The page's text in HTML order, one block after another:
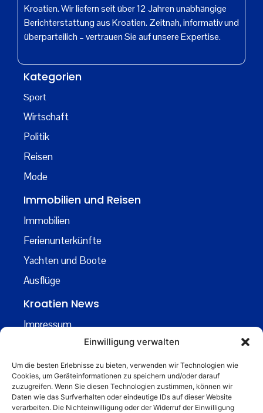
Einwilligung verwalten
Um die besten Erlebnisse zu bieten, verwenden wir Technologien wie
Cookies, um Geräteinformationen zu speichern und/oder darauf
zuzugreifen. Wenn Sie diesen Technologien zustimmen, können wir
Daten wie das Surfverhalten oder eindeutige IDs auf dieser Website
verarbeiten. Die Nichteinwilligung oder der Widerruf der Einwilligung
Kroatien. Wir liefern seit über 12 Jahren unabhängige
Berichterstattung aus Kroatien. Zeitnah, informativ und
überparteilich – vertrauen Sie auf unsere Expertise.
Kategorien
Sport
Wirtschaft
Politik
Reisen
Mode
Immobilien und Reisen
Immobilien
Ferienunterkünfte
Yachten und Boote
Ausflüge
Kroatien News
Impressum
Kontakt
Über uns
Business